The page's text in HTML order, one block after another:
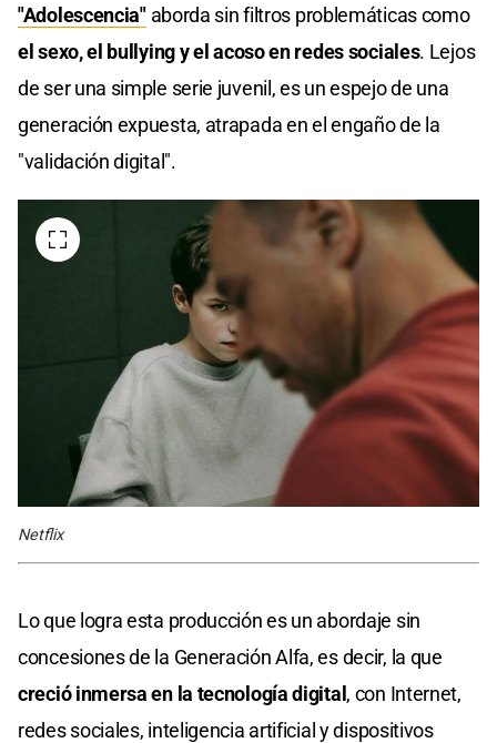
"Adolescencia"aborda sin filtros problemáticas como
el sexo, el bullying y el acoso en redes sociales. Lejos
de ser una simple serie juvenil, es un espejo de una
generación expuesta, atrapada en el engaño de la
"validación digital".
Netflix
Lo que logra esta producción es un abordaje sin
concesiones de la Generación Alfa, es decir, la que
creció inmersa en la tecnología digital, con Internet,
redes sociales, inteligencia artificial y dispositivos